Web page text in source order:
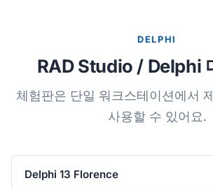
DELPHI
RAD Studio / Delphi
체험판은 단일 워크스테이션에서
사용할 수 있어요.
Delphi 13 Florence